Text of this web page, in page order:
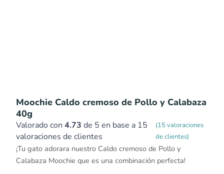
Moochie Caldo cremoso de Pollo y Calabaza
40g
Valorado con 4.73 de 5 en base a 15
valoraciones de clientes
(15valoraciones
de clientes)
¡Tu gato adorara nuestro Caldo cremoso de Pollo y
Calabaza Moochie que es una combinación perfecta!